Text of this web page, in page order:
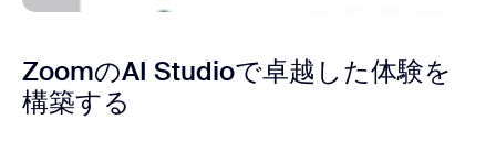
ZoomのAI Studioで卓越した体験を
構築する